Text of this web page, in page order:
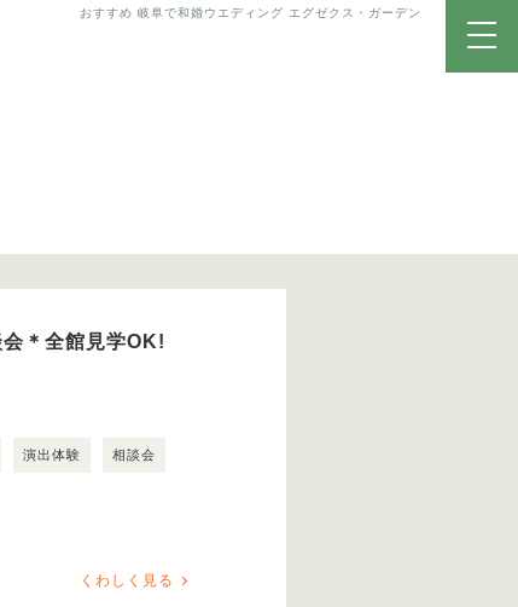
おすすめ 岐阜で和婚ウエディング エグゼクス・ガーデン
＊全館見学OK!
演出体験 相談会
くわしく見る